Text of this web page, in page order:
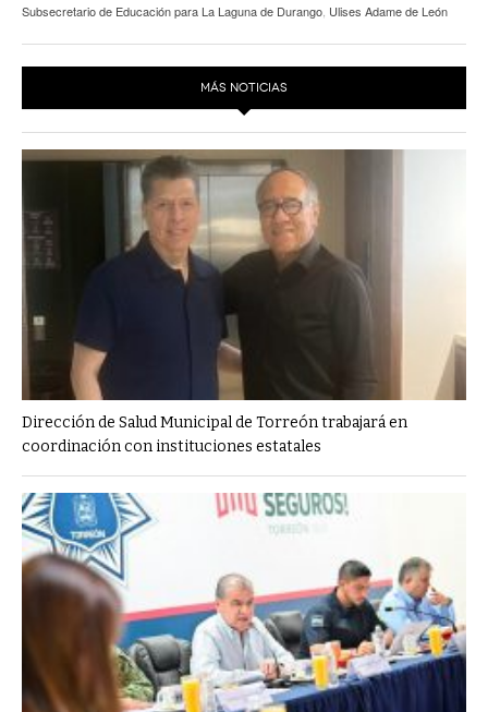
Subsecretario de Educación para La Laguna de Durango Ulises Adame de León
MÁS NOTICIAS
Dirección de Salud Municipal de Torreón trabajará en
coordinación con instituciones estatales